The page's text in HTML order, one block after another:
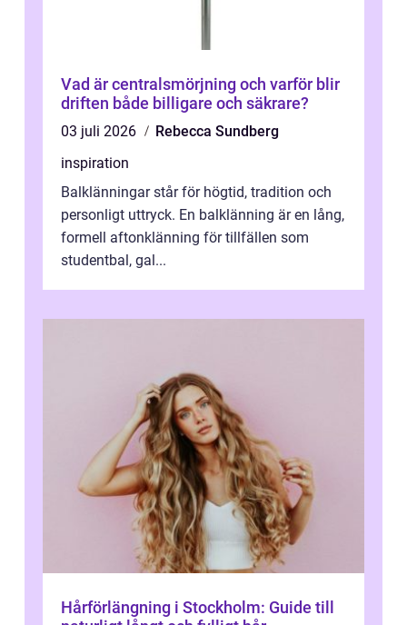
Vad är centralsmörjning och varför blir
driften både billigare och säkrare?
03 juli 2026
Rebecca Sundberg
inspiration
Balklänningar står för högtid, tradition och
personligt uttryck. En balklänning är en lång,
formell aftonklänning för tillfällen som
studentbal, gal...
Hårförlängning i Stockholm: Guide till